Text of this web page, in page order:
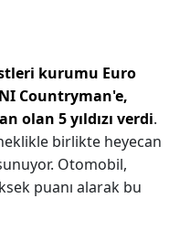
kurumu Euro
Countryman'e,
olan 5 yıldızı verdi.
birlikte heyecan
Otomobil,
puanı alarak bu